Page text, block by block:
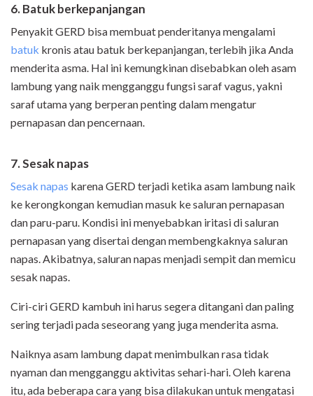
6. Batuk berkepanjangan
Penyakit GERD bisa membuat penderitanya mengalami
batuk kronis atau batuk berkepanjangan, terlebih jika Anda
menderita asma. Hal ini kemungkinan disebabkan oleh asam
lambung yang naik mengganggu fungsi saraf vagus, yakni
saraf utama yang berperan penting dalam mengatur
pernapasan dan pencernaan.
7. Sesak napas
Sesak napas karena GERD terjadi ketika asam lambung naik
ke kerongkongan kemudian masuk ke saluran pernapasan
dan paru-paru. Kondisi ini menyebabkan iritasi di saluran
pernapasan yang disertai dengan membengkaknya saluran
napas. Akibatnya, saluran napas menjadi sempit dan memicu
sesak napas.
Ciri-ciri GERD kambuh ini harus segera ditangani dan paling
sering terjadi pada seseorang yang juga menderita asma.
Naiknya asam lambung dapat menimbulkan rasa tidak
nyaman dan mengganggu aktivitas sehari-hari. Oleh karena
itu, ada beberapa cara yang bisa dilakukan untuk mengatasi